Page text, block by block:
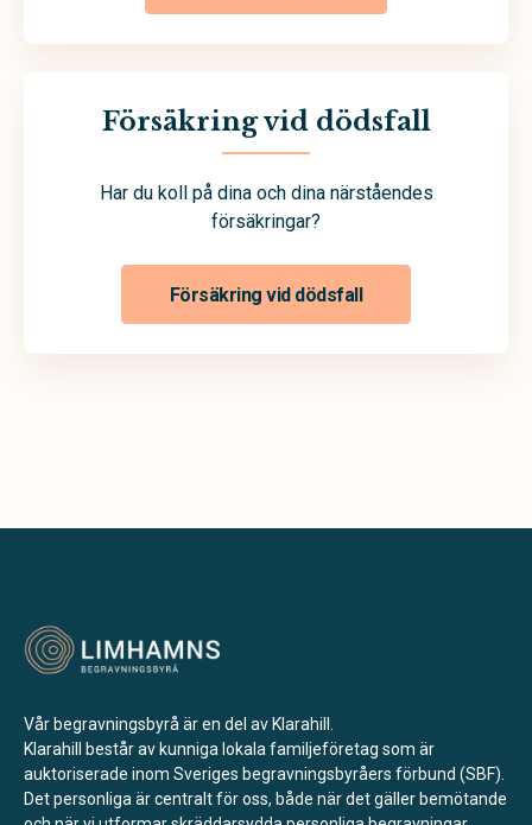
Försäkring vid dödsfall
Har du koll på dina och dina närståendes
försäkringar?
Försäkring vid dödsfall
Vår begravningsbyrå är en del av Klarahill.
Klarahill består av kunniga lokala familjeföretag som är
auktoriserade inom Sveriges begravningsbyråers förbund (SBF).
Det personliga är centralt för oss, både när det gäller bemötande